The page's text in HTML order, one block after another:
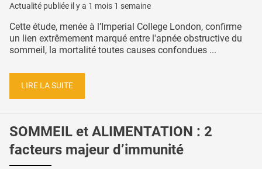
Actualité publiée il y a 1 mois 1 semaine
Cette étude, menée à l’Imperial College London, confirme
un lien extrêmement marqué entre l'apnée obstructive du
sommeil, la mortalité toutes causes confondues ...
LIRE LA SUITE
SOMMEIL et ALIMENTATION : 2
facteurs majeur d’immunité